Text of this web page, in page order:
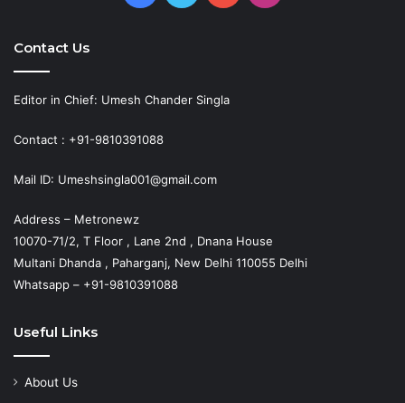
Contact Us
Editor in Chief: Umesh Chander Singla
Contact : +91-9810391088
Mail ID: Umeshsingla001@gmail.com
Address – Metronewz
10070-71/2, T Floor , Lane 2nd , Dnana House
Multani Dhanda , Paharganj, New Delhi 110055 Delhi
Whatsapp – +91-9810391088
Useful Links
About Us